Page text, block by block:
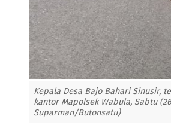
Kepala Desa Bajo Bahari Sinusir,
kantor Mapolsek Wabula, Sabtu
Suparman/Butonsatu)